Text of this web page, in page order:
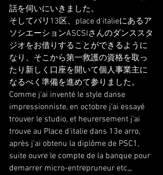
話を伺いにいきました。
そしてパリ13区、place d'italieにあるア
ソシエーションASCSIさんのダンススタ
ジオをお借りすることができるように
なり、そこから第一救護の資格を取っ
たり新しく口座を開いて個人事業主に
なるべく準備を進めて参りました。
Comme j'ai inventé le style danse
impressionniste, en octobre j'ai essayé
trouver le studio, et heurersement j'ai
trouve au Place d'italie dans 13e arro,
après j'ai obtenu la diplôme de PSC1,
suite ouvre le compte de la banque pour
demarrer micro-entrepruneur etc,,,